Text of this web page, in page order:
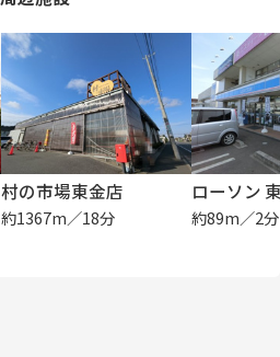
村の市場東金店
約1367m／18分
ローソン
約89m／2分